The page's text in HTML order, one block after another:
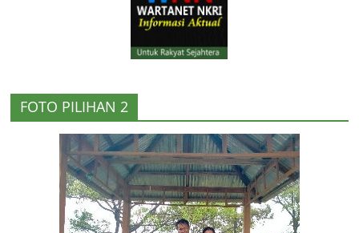
FOTO PILIHAN 2